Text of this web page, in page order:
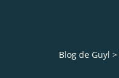
Blog de Guyl >